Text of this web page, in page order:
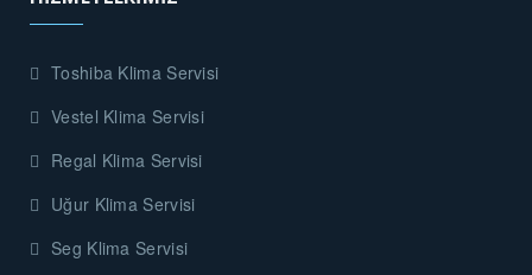
Toshiba Klima Servisi
Vestel Klima Servisi
Regal Klima Servisi
Uğur Klima Servisi
Seg Klima Servisi